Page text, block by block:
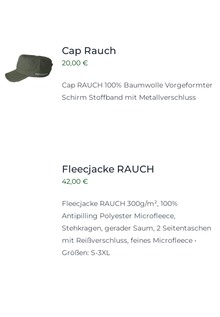
Cap Rauch
20,00 €
Cap RAUCH 100% Baumwolle Vorgeformter
Schirm Stoffband mit Metallverschluss
Fleecjacke RAUCH
42,00 €
Fleecjacke RAUCH 300g/m², 100%
Antipilling Polyester Microfleece,
Stehkragen, gerader Saum, 2 Seitentaschen
mit Reißverschluss, feines Microfleece •
Größen: S-3XL